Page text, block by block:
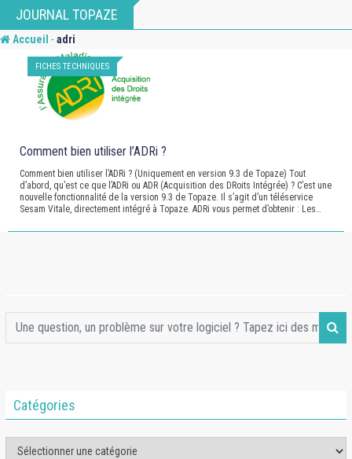
to
content
JOURNAL TOPAZE
Accueil -adri
FICHES TECHNIQUES
Comment bien utiliser l’ADRi ?
Comment bien utiliser l’ADRi ? (Uniquement en version 9.3 de Topaze) Tout
d’abord, qu’est ce que l’ADRi ou ADR (Acquisition des DRoits Intégrée) ? C’est une
nouvelle fonctionnalité de la version 9.3 de Topaze. Il s’agit d’un téléservice
Sesam Vitale, directement intégré à Topaze. ADRi vous permet d’obtenir : Les…
Catégories
Catégories